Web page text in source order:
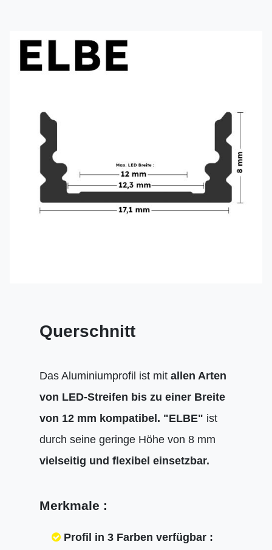
Querschnitt
Das Aluminiumprofil ist mit allen Arten
von LED-Streifen bis zu einer Breite
von 12 mm kompatibel. "ELBE" ist
durch seine geringe Höhe von 8 mm
vielseitig und flexibel einsetzbar.
Merkmale :
Profil in 3 Farben verfügbar :